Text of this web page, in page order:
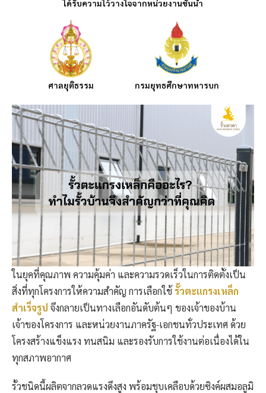
ได้รับความไว้วางใจจากหน่วยงานชั้นนำ
ศาลยุติธรรม กรมยุทธศึกษาทหารบก
ในยุคที่คุณภาพ ความคุ้มค่า และความรวดเร็วในการติดตั้งเป็น
สิ่งที่ทุกโครงการให้ความสำคัญ การเลือกใช้รั้วตะแกรงเหล็ก
สำเร็จรูป จึงกลายเป็นทางเลือกอันดับต้นๆ ของเจ้าของบ้าน
เจ้าของโครงการ และหน่วยงานภาครัฐ-เอกชนทั่วประเทศ ด้วย
โครงสร้างแข็งแรง ทนสนิม และรองรับการใช้งานต่อเนื่องได้ใน
ทุกสภาพอากาศ
รั้วชนิดนี้ผลิตจากลวดแรงดึงสูง พร้อมชุบเคลือบด้วยซิงค์ผสมอลูมิ